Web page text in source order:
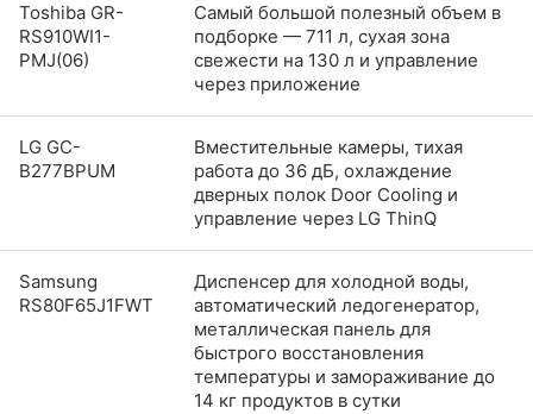
Toshiba GR-
RS910WI1-
PMJ(06)
Самый большой полезный объем в
подборке — 711 л, сухая зона
свежести на 130 л и управление
через приложение
LG GC-
B277BPUM
Вместительные камеры, тихая
работа до 36 дБ, охлаждение
дверных полок Door Cooling и
управление через LG ThinQ
Samsung
RS80F65J1FWT
Диспенсер для холодной воды,
автоматический ледогенератор,
металлическая панель для
быстрого восстановления
температуры и замораживание до
14 кг продуктов в сутки